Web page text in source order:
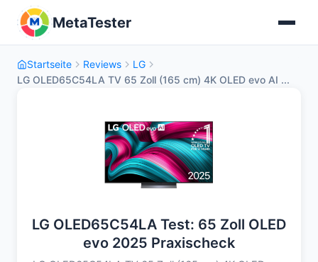
MetaTester
Startseite Reviews
LG
LG OLED65C54LA TV 65 Zoll (165 cm) 4K OLED evo AI ...
LG OLED65C54LA Test: 65 Zoll OLED
evo 2025 Praxischeck